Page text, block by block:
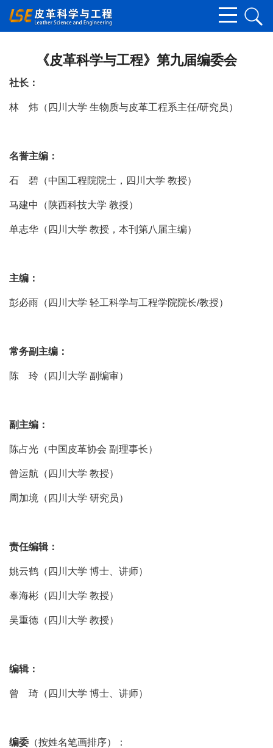
《皮革科学与工程》第九届编委会
社长：
林 炜（四川大学 生物质与皮革工程系主任/研究员）
名誉主编：
石 碧（中国工程院院士，四川大学 教授）
马建中（陕西科技大学 教授）
单志华（四川大学 教授，本刊第八届主编）
主编：
彭必雨（四川大学 轻工科学与工程学院院长/教授）
常务副主编：
陈 玲（四川大学 副编审）
副主编：
陈占光（中国皮革协会 副理事长）
曾运航（四川大学 教授）
周加境（四川大学 研究员）
责任编辑：
姚云鹤（四川大学 博士、讲师）
辜海彬（四川大学 教授）
吴重德（四川大学 教授）
编辑：
曾 琦（四川大学 博士、讲师）
编委 （按姓名笔画排序）：